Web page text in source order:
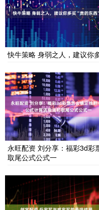
快牛策略 身弱之人，建议你
永旺配资 刘分享：福彩3d彩
取尾公式公式一